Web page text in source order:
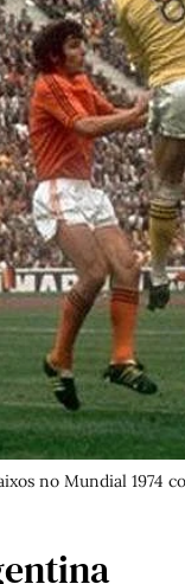
no Mundial 1974